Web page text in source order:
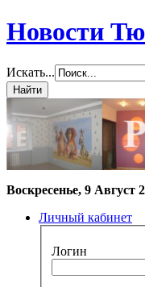
Новости
Искать...
Воскресенье, 9 Август
Личный кабинет
Логин